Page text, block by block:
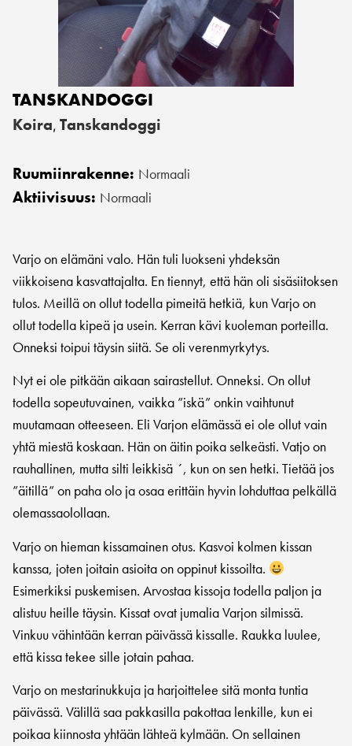
TANSKANDOGGI
Koira, Tanskandoggi
Ruumiinrakenne: Normaali
Aktiivisuus: Normaali
Varjo on elämäni valo. Hän tuli luokseni yhdeksän
viikkoisena kasvattajalta. En tiennyt, että hän oli sisäsiitoksen
tulos. Meillä on ollut todella pimeitä hetkiä, kun Varjo on
ollut todella kipeä ja usein. Kerran kävi kuoleman porteilla.
Onneksi toipui täysin siitä. Se oli verenmyrkytys.
Nyt ei ole pitkään aikaan sairastellut. Onneksi. On ollut
todella sopeutuvainen, vaikka ”iskä” onkin vaihtunut
muutamaan otteeseen. Eli Varjon elämässä ei ole ollut vain
yhtä miestä koskaan. Hän on äitin poika selkeästi. Vatjo on
rauhallinen, mutta silti leikkisä ´, kun on sen hetki. Tietää jos
”äitillä” on paha olo ja osaa erittäin hyvin lohduttaa pelkällä
olemassaolollaan.
Varjo on hieman kissamainen otus. Kasvoi kolmen kissan
kanssa, joten joitain asioita on oppinut kissoilta.
Esimerkiksi puskemisen. Arvostaa kissoja todella paljon ja
alistuu heille täysin. Kissat ovat jumalia Varjon silmissä.
Vinkuu vähintään kerran päivässä kissalle. Raukka luulee,
että kissa tekee sille jotain pahaa.
Varjo on mestarinukkuja ja harjoittelee sitä monta tuntia
päivässä. Välillä saa pakkasilla pakottaa lenkille, kun ei
poikaa kiinnosta yhtään lähteä kylmään. On sellainen